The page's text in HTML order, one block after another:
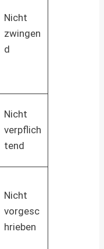
Nicht
zwingen
d
Nicht
verpflich
tend
Nicht
vorgesc
hrieben